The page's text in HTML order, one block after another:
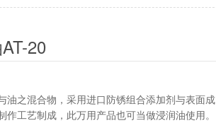
20
油之混合物，采用进口防锈组合添加剂与表面成
作工艺制成，此万用产品也可当做浸润油使用。